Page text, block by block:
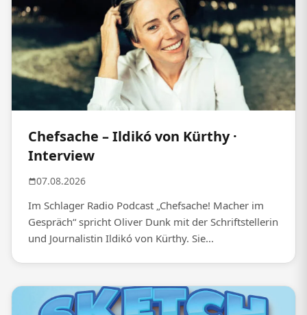
Chefsache – Ildikó von Kürthy ·
Interview
07.08.2026
Im Schlager Radio Podcast „Chefsache! Macher im
Gespräch“ spricht Oliver Dunk mit der Schriftstellerin
und Journalistin Ildikó von Kürthy. Sie...